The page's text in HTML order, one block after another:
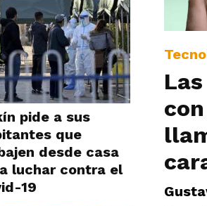
pide a sus
que
desde casa
luchar contra el
19